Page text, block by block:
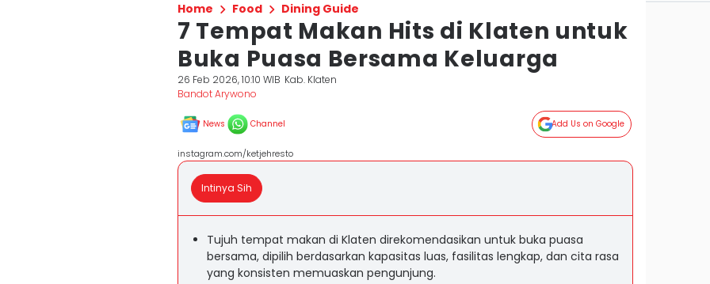
Home Food Dining Guide
7 Tempat Makan Hits di Klaten untuk
Buka Puasa Bersama Keluarga
26 Feb 2026, 10:10 WIB Kab. Klaten
Bandot Arywono
News Channel Add Us on Google
instagram.com/ketjehresto
Intinya Sih
Tujuh tempat makan di Klaten direkomendasikan untuk buka puasa
bersama, dipilih berdasarkan kapasitas luas, fasilitas lengkap, dan cita rasa
yang konsisten memuaskan pengunjung.